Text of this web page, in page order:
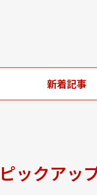
新着記事
ピックアッ